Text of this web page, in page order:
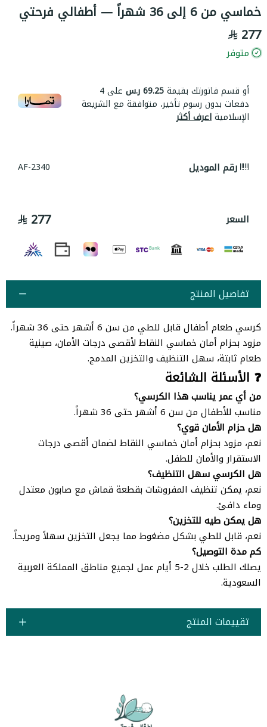
خماسي من 6 إلى 36 شهراً — أطفالي فرحتي
277
متوفر
أو قسم فاتورتك بقيمة69.25 ر.س على4
دفعات بدون رسوم تأخير، متوافقة مع الشريعة
الإسلاميةاعرف أكثر
رقم الموديل AF-2340
السعر 277
تفاصيل المنتج
كرسي طعام أطفال قابل للطي من سن 6 أشهر حتى 36 شهراً.
مزود بحزام أمان خماسي النقاط لأقصى درجات الأمان، صينية
طعام ثابتة، سهل التنظيف والتخزين المدمج.
❓ الأسئلة الشائعة
من أي عمر يناسب هذا الكرسي؟
مناسب للأطفال من سن 6 أشهر حتى 36 شهراً.
هل حزام الأمان قوي؟
نعم، مزود بحزام أمان خماسي النقاط لضمان أقصى درجات
الاستقرار والأمان للطفل.
هل الكرسي سهل التنظيف؟
نعم، يمكن تنظيف المفروشات بقطعة قماش مع صابون معتدل
وماء دافئ.
هل يمكن طيه للتخزين؟
نعم، قابل للطي بشكل مضغوط مما يجعل التخزين سهلاً ومريحاً.
كم مدة التوصيل؟
يصلك الطلب خلال 2-5 أيام عمل لجميع مناطق المملكة العربية
السعودية.
تقييمات المنتج